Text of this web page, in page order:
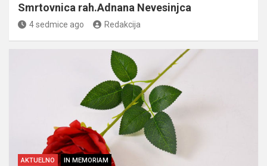
Smrtovnica rah.Adnana Nevesinjca
4 sedmice ago Redakcija
AKTUELNO IN MEMORIAM